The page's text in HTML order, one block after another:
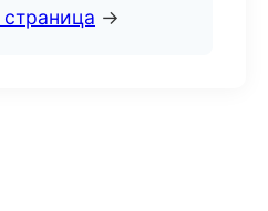
→